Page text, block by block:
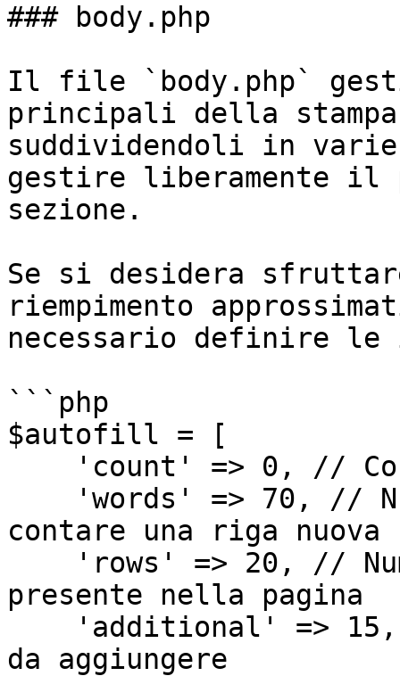
### body.php
Il file `body.php`
principali della stampa
suddividendoli in varie
gestire liberamente il
sezione.
Se si desidera
riempimento
necessario definire
```php
$autofill = [
contare una riga nuova
presente nella pagina
da aggiungere